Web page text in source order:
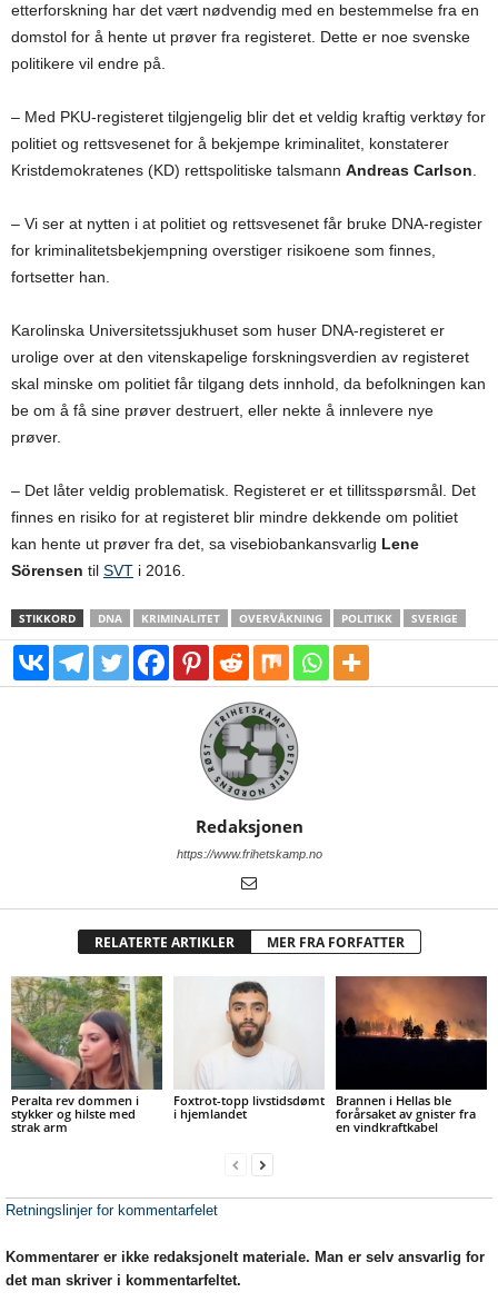
etterforskning har det vært nødvendig med en bestemmelse fra en
domstol for å hente ut prøver fra registeret. Dette er noe svenske
politikere vil endre på.
– Med PKU-registeret tilgjengelig blir det et veldig kraftig verktøy for
politiet og rettsvesenet for å bekjempe kriminalitet, konstaterer
Kristdemokratenes (KD) rettspolitiske talsmann Andreas Carlson.
– Vi ser at nytten i at politiet og rettsvesenet får bruke DNA-register
for kriminalitetsbekjempning overstiger risikoene som finnes,
fortsetter han.
Karolinska Universitetssjukhuset som huser DNA-registeret er
urolige over at den vitenskapelige forskningsverdien av registeret
skal minske om politiet får tilgang dets innhold, da befolkningen kan
be om å få sine prøver destruert, eller nekte å innlevere nye
prøver.
– Det låter veldig problematisk. Registeret er et tillitsspørsmål. Det
finnes en risiko for at registeret blir mindre dekkende om politiet
kan hente ut prøver fra det, sa visebiobankansvarlig Lene
Sörensen til SVT i 2016.
STIKKORD DNA KRIMINALITET OVERVÅKNING POLITIKK SVERIGE
Redaksjonen
https://www.frihetskamp.no
RELATERTE ARTIKLER MER FRA FORFATTER
Peralta rev dommen i
stykker og hilste med
strak arm
Foxtrot-topp livstidsdømt
i hjemlandet
Brannen i Hellas ble
forårsaket av gnister fra
en vindkraftkabel
Retningslinjer for kommentarfelet
Kommentarer er ikke redaksjonelt materiale. Man er selv ansvarlig for
det man skriver i kommentarfeltet.